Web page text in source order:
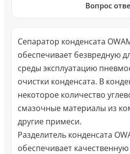
Вопрос
Сепаратор конденсата
обеспечивает безвредную
среды эксплуатацию
очистки конденсата. В
некоторое количество
смазочные материалы из
другие примеси.
Разделитель конденсата
обеспечивает качественную